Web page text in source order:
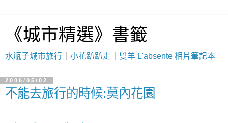
《城市精選》書籤
水瓶子城市旅行 小花趴趴走 雙羊 L'absente 相片筆記本
2006/05/02
不能去旅行的時候:莫內花園